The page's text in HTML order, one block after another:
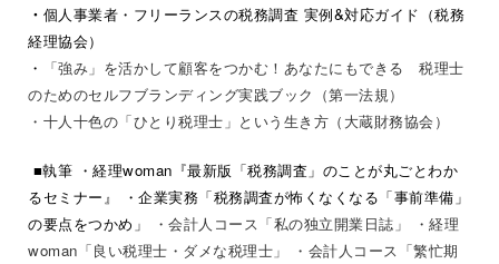
・ 個人事業者・フリーランスの税務調査 実例&対応ガイド（税務
経理協会）
・
「強み」を活かして顧客をつかむ！あなたにもできる 税理士
のためのセルフブランディング実践ブック（第一法規）
・ 十人十色の「ひとり税理士」という生き方（大蔵財務協会）
■執筆 ・経理woman『最新版「税務調査」のことが丸ごとわか
るセミナー』
・企業実務「税務調査が怖くなくなる「事前準備」
の要点をつかめ」
・会計人コース「私の独立開業日誌」
・経理
woman「良い税理士・ダメな税理士」
・会計人コース「繁忙期